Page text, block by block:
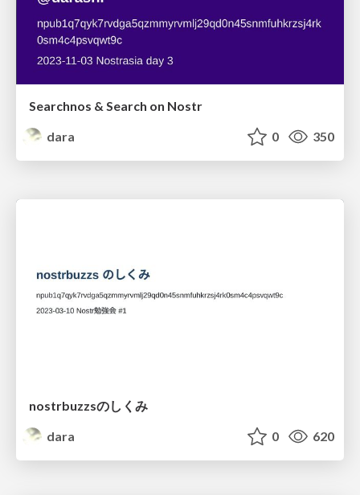
Searchnos & Search on Nostr
dara
0 350
nostrbuzzsのしくみ
dara
0 620